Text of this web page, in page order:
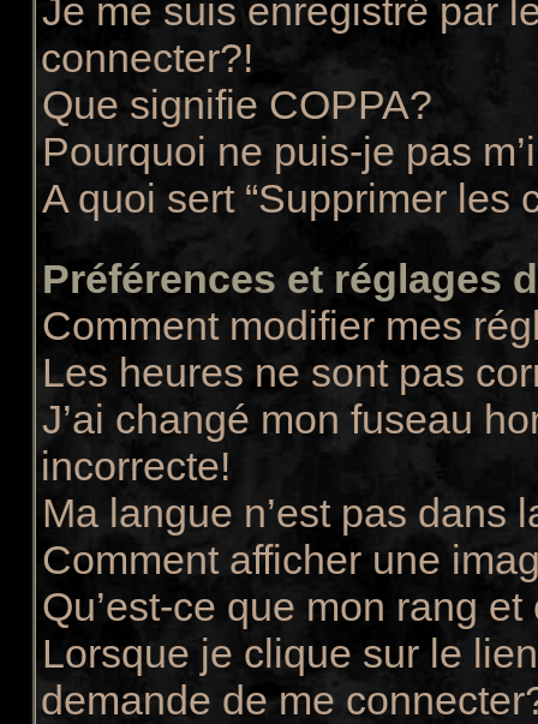
Je me suis enregistré par
connecter?!
Que signifie COPPA?
Pourquoi ne puis-je pas
A quoi sert “Supprimer les
Préférences et réglages
Comment modifier mes
Les heures ne sont pas
J’ai changé mon fuseau
incorrecte!
Ma langue n’est pas dans
Comment afficher une
Qu’est-ce que mon rang
Lorsque je clique sur le
demande de me